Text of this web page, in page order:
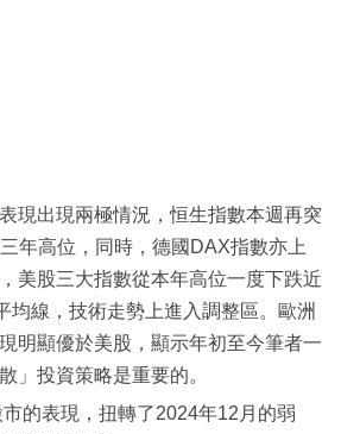
現出現兩極情況，恒生指數本週再突
年高位，同時，德國DAX指數亦上
美股三大指數從本年高位一度下跌近
均線，技術走勢上進入調整區。歐洲
明顯優於美股，顯示年初至今筆者一
」投資策略是重要的。
的表現，扭轉了2024年12月的弱